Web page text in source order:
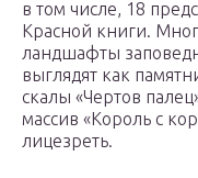
в том числе, 18
Красной книги.
ландшафты
выглядят как
скалы «Чертов
массив «Король с
лицезреть.